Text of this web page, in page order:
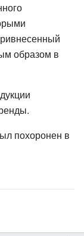
образом в
похоронен в